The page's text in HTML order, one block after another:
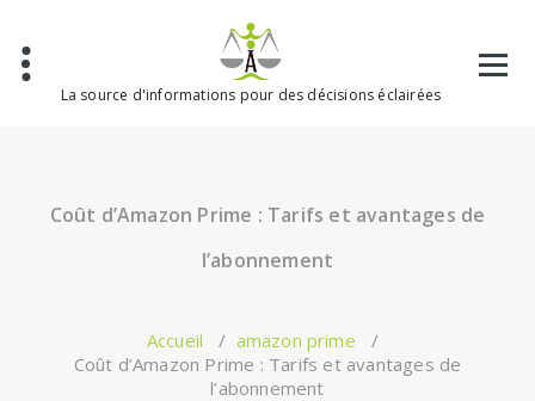
contenu
La source d'informations pour des décisions éclairées
Coût d’Amazon Prime : Tarifs et avantages de
l’abonnement
Accueil / amazon prime /
Coût d’Amazon Prime : Tarifs et avantages de
l’abonnement